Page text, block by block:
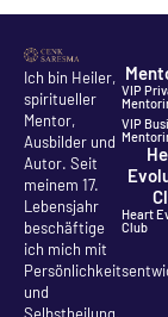
Ich bin Heiler,
spiritueller
Mentor,
Ausbilder und
Autor. Seit
meinem 17.
Lebensjahr
beschäftige
ich mich mit
und
VIP
VIP
Heart
Club